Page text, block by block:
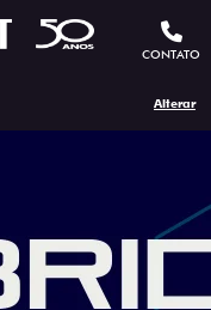
CONTATO
Alterar